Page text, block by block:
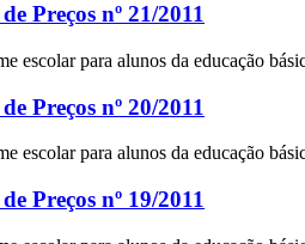
Preços nº 21/2011
escolar para alunos da educação
Preços nº 20/2011
escolar para alunos da educação
Preços nº 19/2011